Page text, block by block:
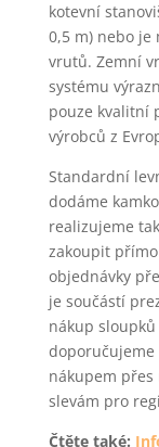
kotevní
0,5 m) nebo je
vrutů. Zemní
systému
pouze kvalitní
výrobců z
Standardní
dodáme
realizujeme
zakoupit
objednávky
je součástí
nákup
doporučujeme
nákupem přes
slevám pro
Čtěte také: